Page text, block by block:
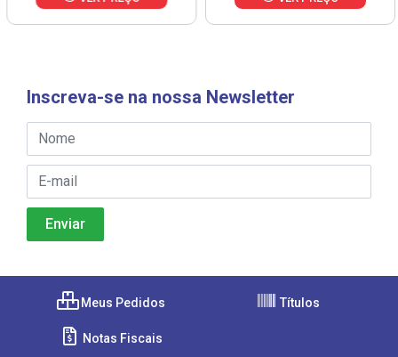
Inscreva-se na nossa Newsletter
Meus Pedidos Títulos
Notas Fiscais